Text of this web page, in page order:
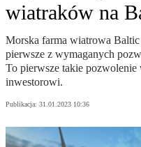
wiatraków na
Morska farma wiatrowa Baltic
pierwsze z wymaganych
To pierwsze takie
inwestorowi.
Publikacja: 31.01.2023 10:36